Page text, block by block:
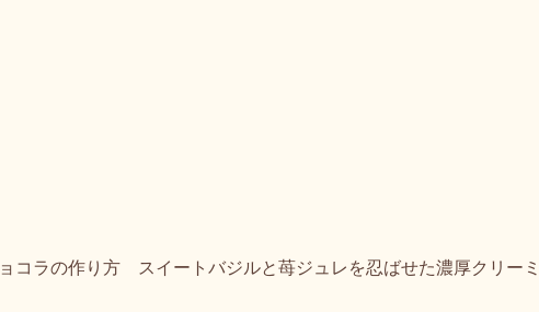
コラの作り方 スイートバジルと苺ジュレを忍ばせた濃厚クリー